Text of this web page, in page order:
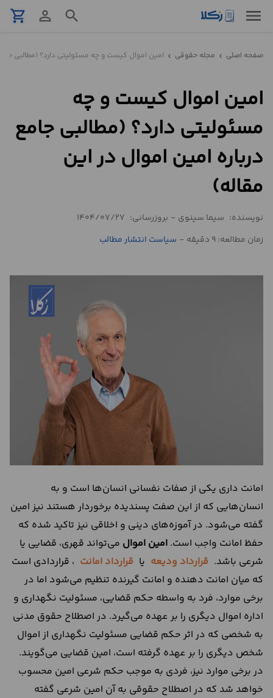
menu
search
person_outline
shopping_cart
نمونه
تنظیم
مشاوره
حقوقی
تلفنی
استعلام
محاسبه
صفحه اصلی chevron_left مجله حقوقی chevron_left امین اموال کیست و چه مسئولیتی دارد؟ (مطالبی جامع
امین اموال کیست و چه
مسئولیتی دارد؟ (مطالبی جامع
درباره امین اموال در این
مقاله)
نویسنده: سیما سینوی - بروزرسانی: 1404/07/27
زمان مطالعه: 9 دقیقه
- سیاست انتشار مطالب
امانت داری یکی از صفات نفسانی انسان‌ها است و به
انسان‌هایی که از این صفت پسندیده برخوردار هستند نیز امین
گفته می‌شود. در آموزه‌های دینی و اخلاقی نیز تاکید شده که
حفظ امانت واجب است. امین اموال می‌تواند قهری، قضایی یا
شرعی باشد. قرارداد ودیعه یا قرارداد امانت ، قراردادی است
که میان امانت دهنده و امانت گیرنده تنظیم می‌شود اما در
برخی موارد، فرد به واسطه حکم قضایی، مسئولیت نگهداری و
اداره اموال دیگری را بر عهده می‌گیرد. در اصطلاح حقوق مدنی
به شخصی که در اثر حکم قضایی مسئولیت نگهداری از اموال
شخص دیگری را بر عهده گرفته است، امین قضایی می‌گویند.
در برخی موارد نیز، فردی به موجب حکم شرعی امین محسوب
خواهد شد که در اصطلاح حقوقی به آن امین شرعی گفته